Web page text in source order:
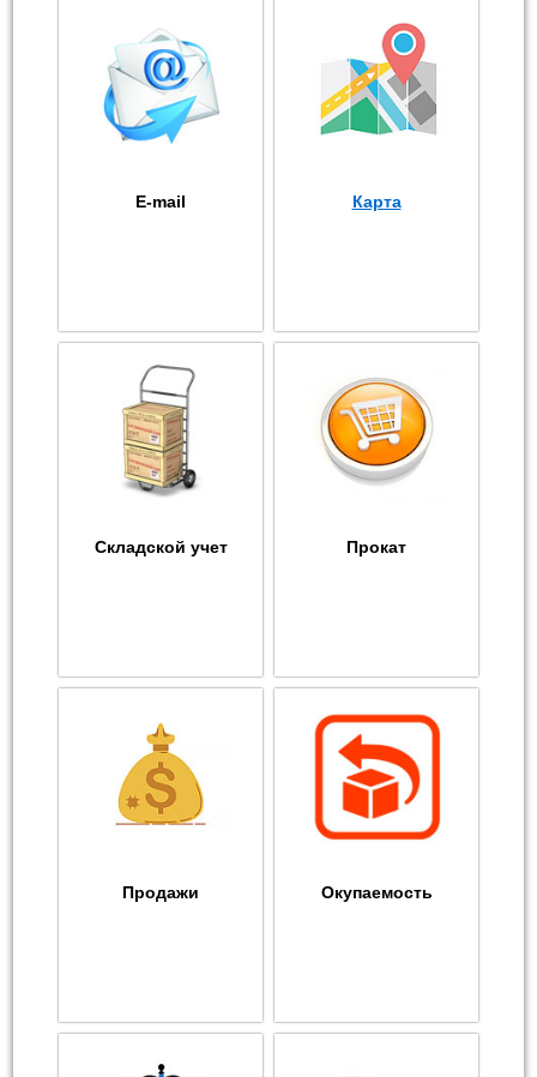
E-mail Карта
Складской учет Прокат
Продажи Окупаемость